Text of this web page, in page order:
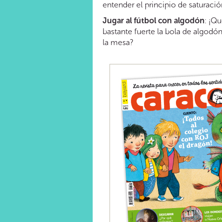
entender el principio de
Jugar al fútbol con algodón:
bastante fuerte la bola de
la mesa?